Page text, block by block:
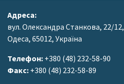
Адреса:
вул. Олександра Станкова, 22/12,
Одеса, 65012, Україна
Телефон: +380 (48) 232-58-90
Факс: +380 (48) 232-58-89